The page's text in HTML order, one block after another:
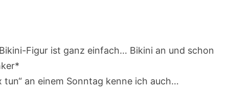
Figur ist ganz einfach… Bikini an und schon
tun“ an einem Sonntag kenne ich auch…